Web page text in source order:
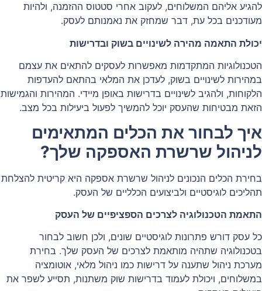
להגיע אליהם המשלוחים, לעקוב אחרי סטטוס ההזמנה, ולהיות
מעודכנים בכל עת, דבר שמחזק את נאמנותם לעסק.
יכולת התאמה מהירה לשינויים בשוק ובדרישות
הטכנולוגיות המתקדמות מאפשרות לעסקים להתאים את עצמם
במהירות לשינויים בשוק, לעדכן את המלאי בהתאם להעדפות
הלקוחות, ולהגיב לשינויים בדרישות באופן מיידי. המהירות והגמישות
הזאת מבטיחות שהעסק יוכל להמשיך לפעול ביעילות בכל מצב.
איך לבחור את הכלים המתאימים
לניהול שרשרת האספקה שלך?
בחירת הכלים הנכונים לניהול שרשרת אספקה היא קריטית להצלחת
תהליכים לוגיסטיים ולביצועים הכלליים של העסק.
התאמת הטכנולוגיה לצרכים הספציפיים של העסק
כל עסק דורש פתרונות לוגיסטיים שונים, ולכן חשוב לבחור
בטכנולוגיה שתהיה מותאמת לצרכים של העסק שלך. בחירת
מערכת ניהול שתענה על דרישות כמו ניהול מלאי, אוטומציה
במשלוחים, ויכולת לעמוד בדרישות שוק משתנות, תסייע לשפר את